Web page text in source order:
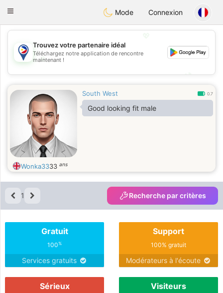
PhilippinesChat
Toggle
Mode Connexion
💖
💕
Trouvez votre partenaire idéal
Téléchargez notre application de rencontre
maintenant !
South West 0.7
Good looking fit male
Wonka3333 ans
1 Recherche par critères
Gratuit
100%
Services gratuits
Support
100% gratuit
Modérateurs à l'écoute
Sérieux Visiteurs